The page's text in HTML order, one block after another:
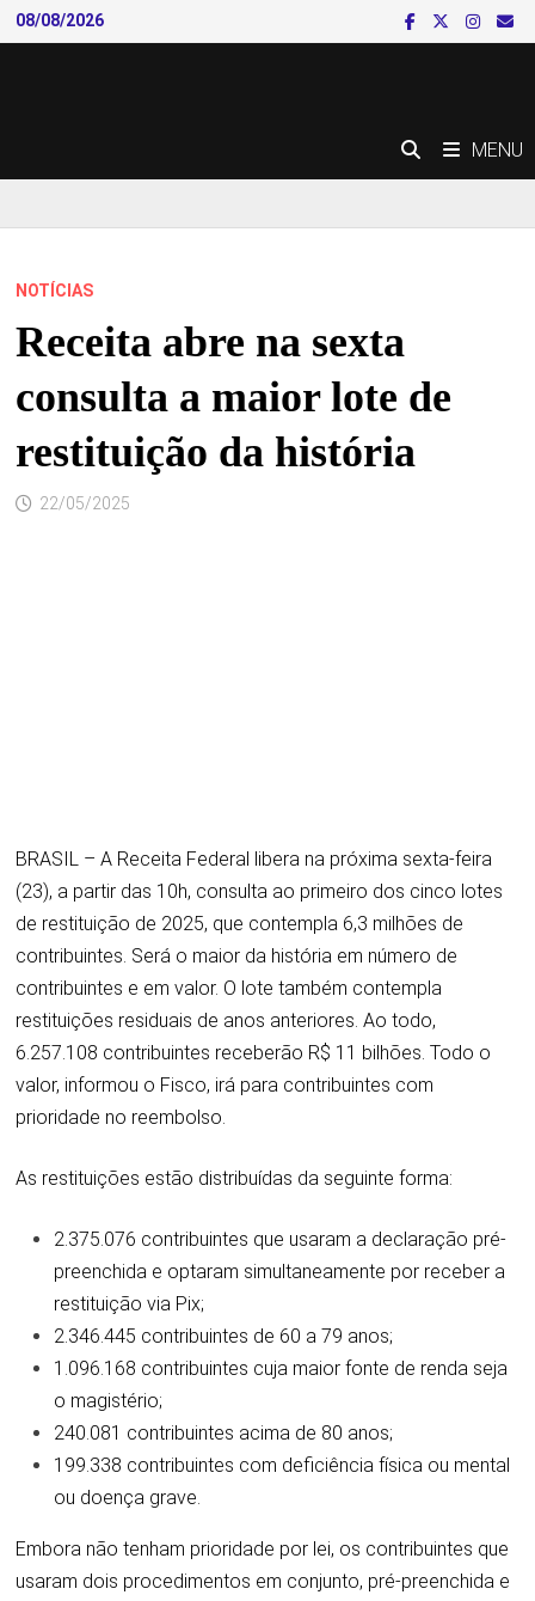
Skip
to
08/08/2026
MENU
NOTÍCIAS
Receita abre na sexta
consulta a maior lote de
restituição da história
22/05/2025
BRASIL – A Receita Federal libera na próxima sexta-feira
(23), a partir das 10h, consulta ao primeiro dos cinco lotes
de restituição de 2025, que contempla 6,3 milhões de
contribuintes. Será o maior da história em número de
contribuintes e em valor. O lote também contempla
restituições residuais de anos anteriores. Ao todo,
6.257.108 contribuintes receberão R$ 11 bilhões. Todo o
valor, informou o Fisco, irá para contribuintes com
prioridade no reembolso.
As restituições estão distribuídas da seguinte forma:
2.375.076 contribuintes que usaram a declaração pré-
preenchida e optaram simultaneamente por receber a
restituição via Pix;
2.346.445 contribuintes de 60 a 79 anos;
1.096.168 contribuintes cuja maior fonte de renda seja
o magistério;
240.081 contribuintes acima de 80 anos;
199.338 contribuintes com deficiência física ou mental
ou doença grave.
Embora não tenham prioridade por lei, os contribuintes que
usaram dois procedimentos em conjunto, pré-preenchida e